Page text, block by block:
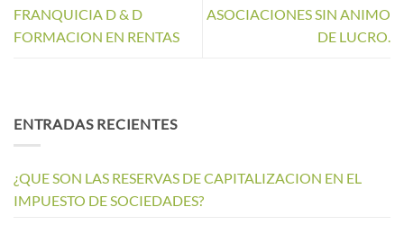
FRANQUICIA D & D
FORMACION EN RENTAS
ASOCIACIONES SIN ANIMO
DE LUCRO.
ENTRADAS RECIENTES
¿QUE SON LAS RESERVAS DE CAPITALIZACION EN EL
IMPUESTO DE SOCIEDADES?